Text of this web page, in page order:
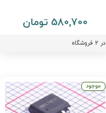
580,700 تومان
2 فروشگاه
موجود